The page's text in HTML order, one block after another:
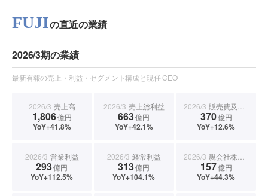
FUJIの直近の業績
2026/3期の業績
最新有報の売上・利益・セグメント構成と現任 CEO
2026/3 売上高
1,806億円
YoY+41.8%
2026/3 売上総利益
663億円
YoY+42.1%
2026/3 販売費及び一般管理費
370億円
YoY+12.6%
2026/3 営業利益
293億円
YoY+112.5%
2026/3 経常利益
313億円
YoY+104.1%
2026/3 親会社株主に帰属する当期純利益
157億円
YoY+44.3%